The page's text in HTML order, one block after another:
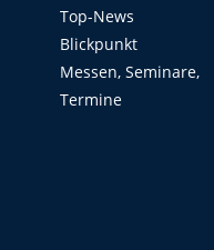
Top-News
Blickpunkt
Messen, Seminare,
Termine